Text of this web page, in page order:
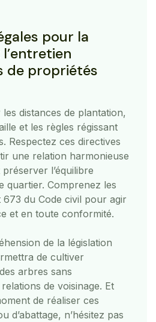
pour la
de propriétés
distances de plantation,
et les règles régissant
Respectez ces directives
une relation harmonieuse
l’équilibre
quartier. Comprenez les
du Code civil pour agir
et en toute conformité.
de la législation
de cultiver
arbres sans
de voisinage. Et
de réaliser ces
d’abattage, n’hésitez pas